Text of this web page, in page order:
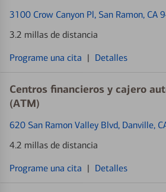
3100 Crow Canyon Pl, San Ramon, CA
3.2 millas de distancia
Programe una cita | Detalles
Centros financieros y cajero
(ATM)
620 San Ramon Valley Blvd, Danville,
4.2 millas de distancia
Programe una cita | Detalles